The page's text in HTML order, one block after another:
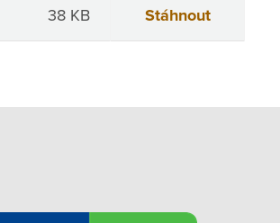
38 KB Stáhnout